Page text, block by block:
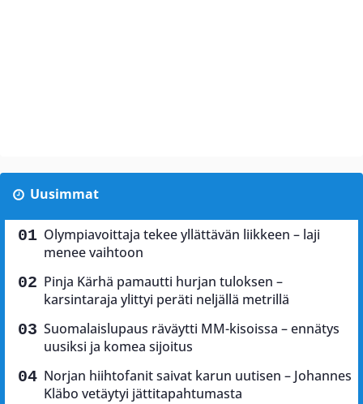
Uusimmat
Olympiavoittaja tekee yllättävän liikkeen – laji
menee vaihtoon
Pinja Kärhä pamautti hurjan tuloksen –
karsintaraja ylittyi peräti neljällä metrillä
Suomalaislupaus räväytti MM-kisoissa – ennätys
uusiksi ja komea sijoitus
Norjan hiihtofanit saivat karun uutisen – Johannes
Kläbo vetäytyi jättitapahtumasta